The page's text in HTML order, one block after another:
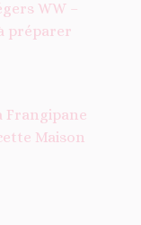
WW –
préparer
Frangipane
Maison